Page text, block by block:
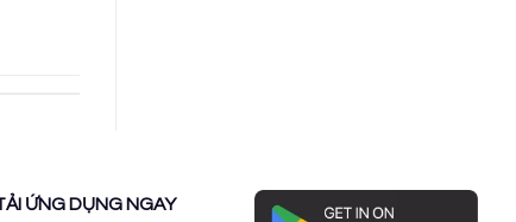
ỨNG DỤNG NGAY